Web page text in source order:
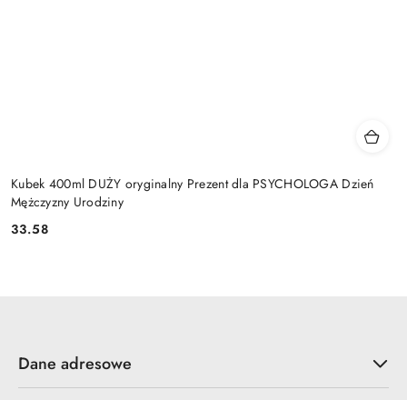
Kubek 400ml DUŻY oryginalny Prezent dla PSYCHOLOGA Dzień
Mężczyzny Urodziny
Cena:
33.58
Dane adresowe